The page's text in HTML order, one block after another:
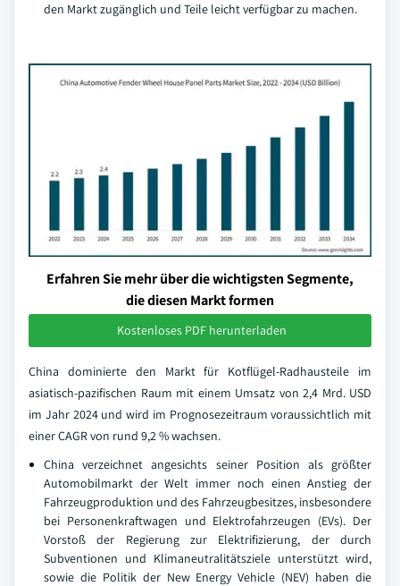
den Markt zugänglich und Teile leicht verfügbar zu machen.
Erfahren Sie mehr über die wichtigsten Segmente,
die diesen Markt formen
Kostenloses PDF herunterladen
China dominierte den Markt für Kotflügel-Radhausteile im
asiatisch-pazifischen Raum mit einem Umsatz von 2,4 Mrd. USD
im Jahr 2024 und wird im Prognosezeitraum voraussichtlich mit
einer CAGR von rund 9,2 % wachsen.
China verzeichnet angesichts seiner Position als größter
Automobilmarkt der Welt immer noch einen Anstieg der
Fahrzeugproduktion und des Fahrzeugbesitzes, insbesondere
bei Personenkraftwagen und Elektrofahrzeugen (EVs). Der
Vorstoß der Regierung zur Elektrifizierung, der durch
Subventionen und Klimaneutralitätsziele unterstützt wird,
sowie die Politik der New Energy Vehicle (NEV) haben die